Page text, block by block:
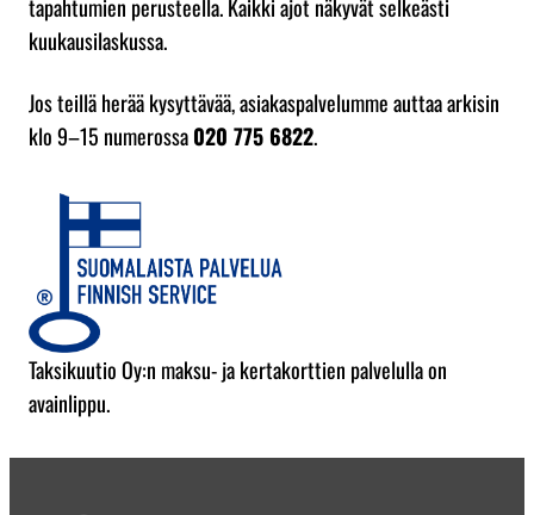
tapahtumien perusteella. Kaikki ajot näkyvät selkeästi
kuukausilaskussa.
Jos teillä herää kysyttävää, asiakaspalvelumme auttaa arkisin
klo 9–15 numerossa020 775 6822.
Taksikuutio Oy:n maksu- ja kertakorttien palvelulla on
avainlippu.